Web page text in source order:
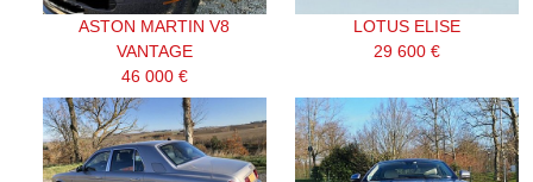
ASTON MARTIN V8
VANTAGE
46 000 €
LOTUS ELISE
29 600 €